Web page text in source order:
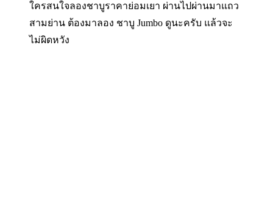
ใครสนใจลองชาบูราคาย่อมเยา ผ่านไปผ่านมาแถว
สามย่าน ต้องมาลอง ชาบู Jumbo ดูนะครับ แล้วจะ
ไม่ผิดหวัง